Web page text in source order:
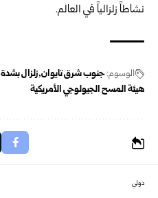
نشاطاً زلزالياً في العالم.
الوسوم:جنوب شرق تايوان زلزال بشدة 6 درجات
هيئة المسح الجيولوجي الأمريكية
دولي